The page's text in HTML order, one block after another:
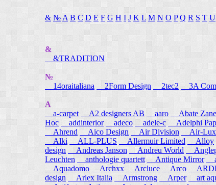
& № A B C D E F G H I J K L M N O P Q R S T U
&
&TRADITION
№
14oraitaliana
2Form Design 2tec2 3A
A
a-carpet
A2 designers AB aaro Abate
Hoc
addinterior adeco adele-c Adelphi
Ahrend
Aico Design Air Division Air-Lux
Alki
ALL-PLUS Allermuir Limited Alloy
design
Andreas Janson Andreu World
Leuchten
anthologie quartett Antique Mirror
Aquadomo
Archxx Arcluce Arco
design
Arlex Italia Armstrong Arper art